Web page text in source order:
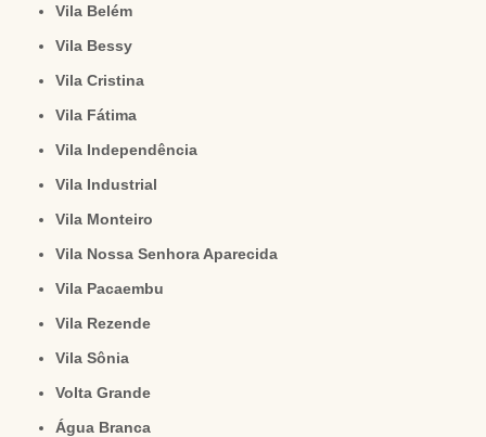
Vila Belém
Vila Bessy
Vila Cristina
Vila Fátima
Vila Independência
Vila Industrial
Vila Monteiro
Vila Nossa Senhora Aparecida
Vila Pacaembu
Vila Rezende
Vila Sônia
Volta Grande
Água Branca